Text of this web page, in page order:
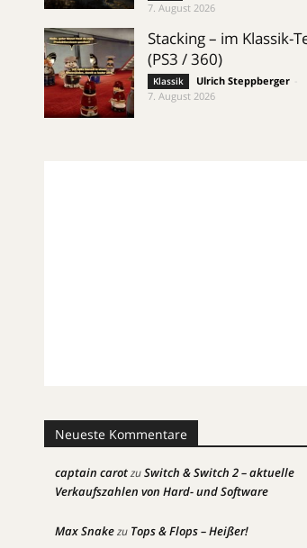
7. August 2026
Stacking – im Klassik-
(PS3 / 360)
Klassik Ulrich Steppberger
7. August 2026
Neueste Kommentare
captain carotzuSwitch & Switch 2 – aktuelle
Verkaufszahlen von Hard- und Software
Max Snakezu Tops & Flops – Heißer!